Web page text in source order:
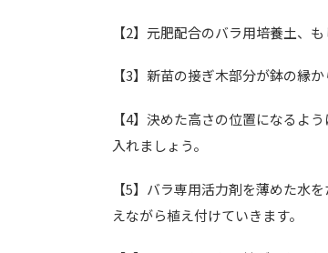
【2】元肥配合のバラ用培養土、
【3】新苗の接ぎ木部分が鉢の縁
【4】決めた高さの位置になるよ
入れましょう。
【5】バラ専用活力剤を薄めた水
えながら植え付けていきます。